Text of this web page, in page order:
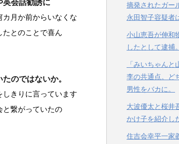
英会話勧誘に
カ月か前からいなくな
たとのことで喜ん
のではないか。
きりに言っています
と繋がっていたの
摘発されたガー
永田智子容疑者
小山恵吾が伸和
したとして逮捕。
「みいちゃん
李の共通点。ど
男性をバカに。
大波優太と桜井
かけ子を紹介し
住吉会幸平一家